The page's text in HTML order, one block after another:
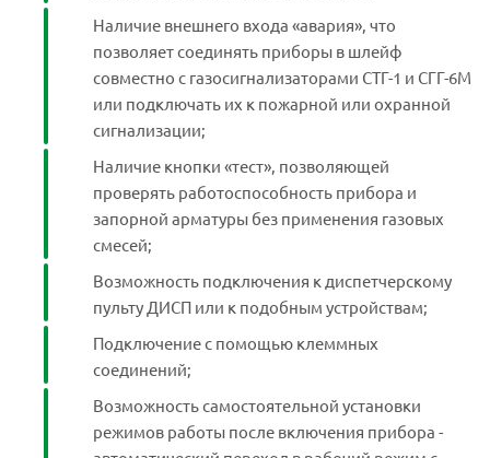
Наличие внешнего входа «авария», что
позволяет соединять приборы в шлейф
совместно с газосигнализаторами СТГ-1 и СГГ-6М
или подключать их к пожарной или охранной
сигнализации;
Наличие кнопки «тест», позволяющей
проверять работоспособность прибора и
запорной арматуры без применения газовых
смесей;
Возможность подключения к диспетчерскому
пульту ДИСП или к подобным устройствам;
Подключение с помощью клеммных
соединений;
Возможность самостоятельной установки
режимов работы после включения прибора -